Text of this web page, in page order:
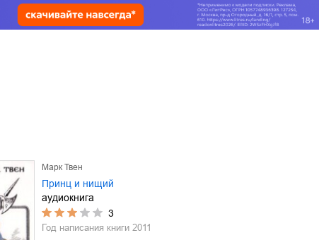
Марк Твен
Принц и нищий
аудиокнига
3
Год написания книги 2011